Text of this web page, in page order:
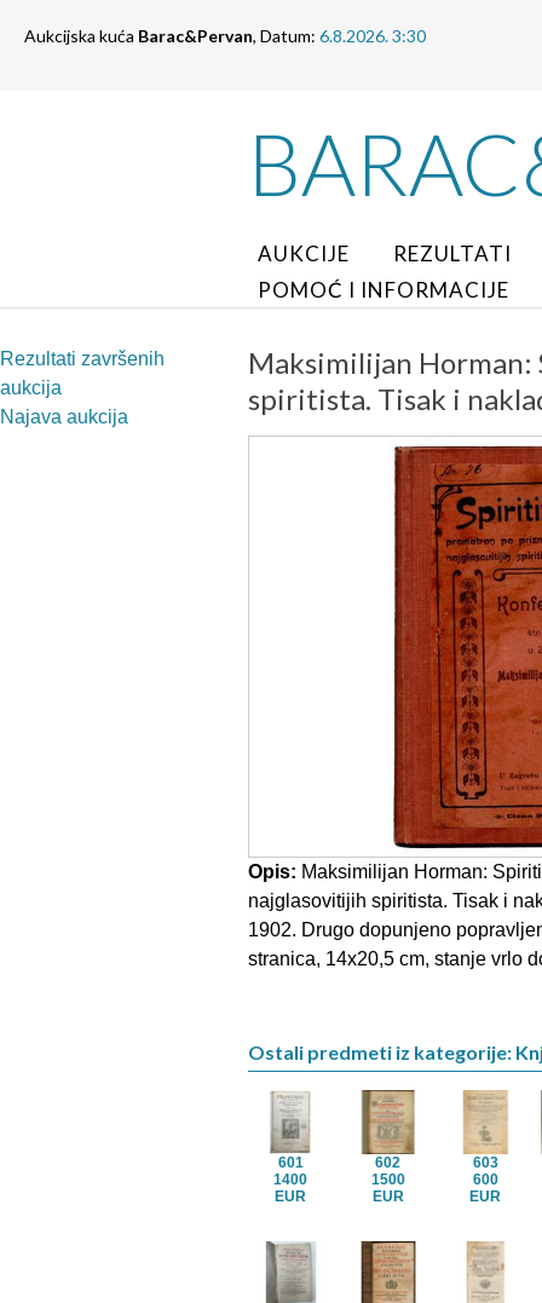
Aukcijska kuća Barac&Pervan, Datum: 6.8.2026. 3:30
AUKCIJE
REZULTATI
POMOĆ I INFORMACIJE
Rezultati završenih
aukcija
Najava aukcija
Maksimilijan
spiritista. Tisak i
Opis: Maksimilijan Horman:
najglasovitijih spiritista. Tisak i
1902. Drugo dopunjeno
stranica, 14x20,5 cm, stanje vrlo
Ostali predmeti iz kategorije:
601
1400
EUR
602
1500
EUR
603
600
EUR